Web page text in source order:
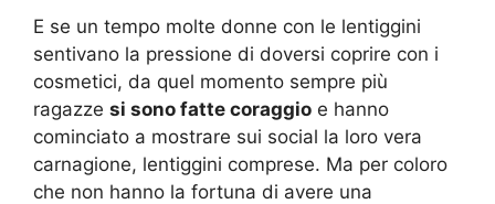
E se un tempo molte donne con le lentiggini
sentivano la pressione di doversi coprire con i
cosmetici, da quel momento sempre più
ragazze si sono fatte coraggio e hanno
cominciato a mostrare sui social la loro vera
carnagione, lentiggini comprese. Ma per coloro
che non hanno la fortuna di avere una